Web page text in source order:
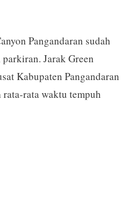
Pangandaran sudah
Jarak Green
Kabupaten Pangandaran
rata waktu tempuh